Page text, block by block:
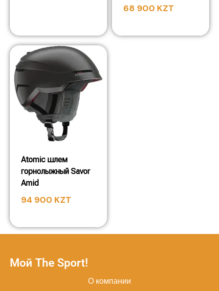
68 900 KZT
Atomic шлем
горнолыжный Savor
Amid
94 900 KZT
Мой The Sport!
О компании